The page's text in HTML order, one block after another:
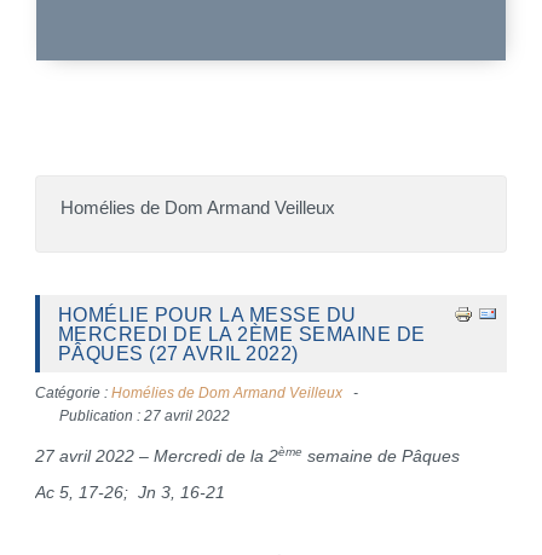
Homélies de Dom Armand Veilleux
HOMÉLIE POUR LA MESSE DU
MERCREDI DE LA 2ÈME SEMAINE DE
PÂQUES (27 AVRIL 2022)
Catégorie : Homélies de Dom Armand Veilleux
Publication : 27 avril 2022
27 avril 2022 – Mercredi de la 2ème semaine de Pâques
Ac 5, 17-26; Jn 3, 16-21